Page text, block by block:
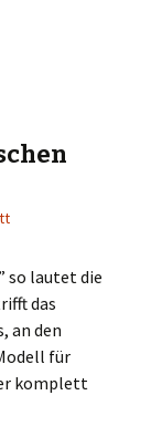
so lautet die
das
an den
für
komplett